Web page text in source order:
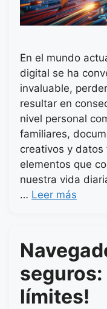
En el mundo
digital se ha
invaluable,
resultar en
nivel personal
familiares,
creativos y datos
elementos que
nuestra vida
… Leer más
seguros:
límites!